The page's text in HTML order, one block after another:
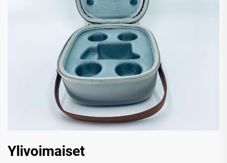
Ylivoimaiset